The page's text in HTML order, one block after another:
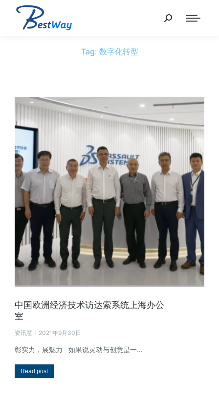
Tag: 数字化转型
中国欧洲经济技术访达索系统上海办公
室
资讯慧 2021年9月30日
彰实力，展魅力 如果说灵动与创意是一…
Read post